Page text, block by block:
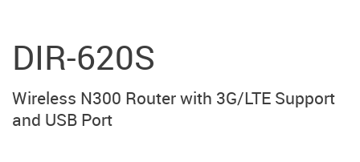
DIR-620S
Wireless N300 Router with 3G/LTE Support
and USB Port